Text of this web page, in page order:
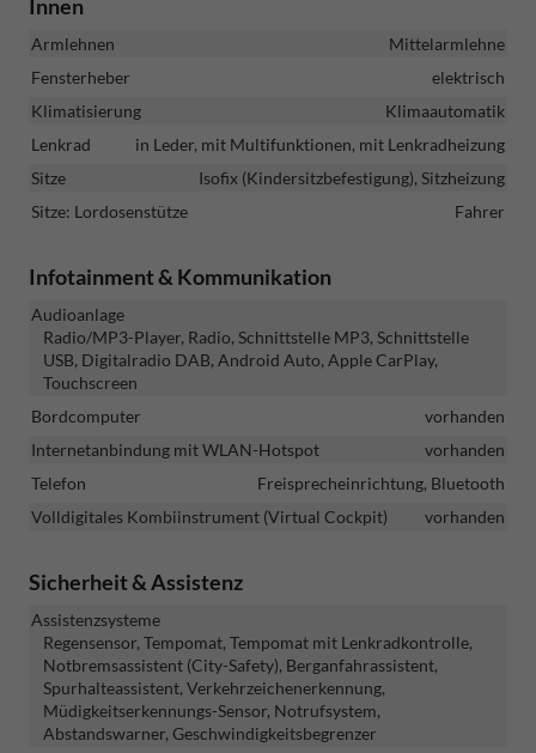
Innen
Armlehnen
Mittelarmlehne
Fensterheber
elektrisch
Klimatisierung
Klimaautomatik
Lenkrad
in Leder, mit Multifunktionen, mit Lenkradheizung
Sitze
Isofix (Kindersitzbefestigung), Sitzheizung
Sitze: Lordosenstütze
Fahrer
Infotainment & Kommunikation
Audioanlage
Radio/MP3-Player, Radio, Schnittstelle MP3, Schnittstelle
USB, Digitalradio DAB, Android Auto, Apple CarPlay,
Touchscreen
Bordcomputer
vorhanden
Internetanbindung mit WLAN-Hotspot
vorhanden
Telefon
Freisprecheinrichtung, Bluetooth
Volldigitales Kombiinstrument (Virtual Cockpit)
vorhanden
Sicherheit & Assistenz
Assistenzsysteme
Regensensor, Tempomat, Tempomat mit Lenkradkontrolle,
Notbremsassistent (City-Safety), Berganfahrassistent,
Spurhalteassistent, Verkehrzeichenerkennung,
Müdigkeitserkennungs-Sensor, Notrufsystem,
Abstandswarner, Geschwindigkeitsbegrenzer